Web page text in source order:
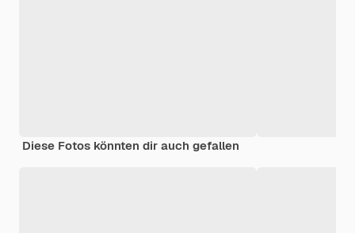
Diese Fotos könnten dir auch gefallen